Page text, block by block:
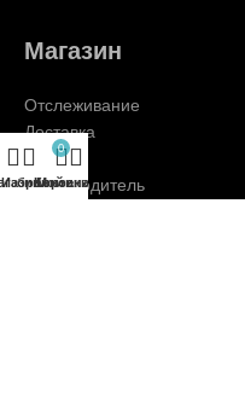
Магазин
Отслеживание
Доставка
Оплата
Производитель
Избранное
0
Корзина
Мой аккаунт